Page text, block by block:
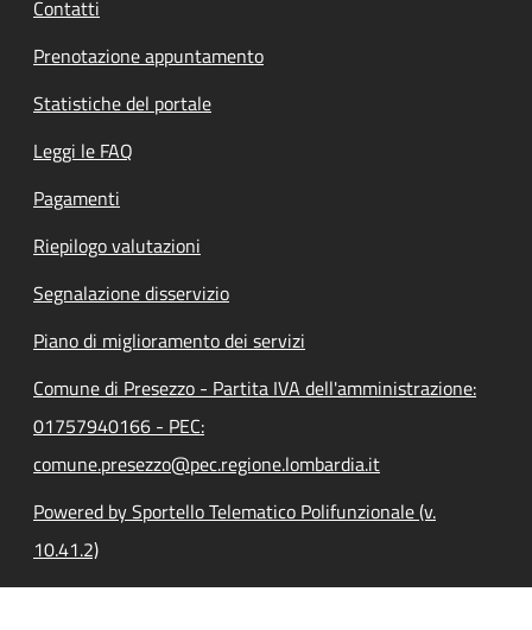
Contatti
Prenotazione appuntamento
Statistiche del portale
Leggi le FAQ
Pagamenti
Riepilogo valutazioni
Segnalazione disservizio
Piano di miglioramento dei servizi
Comune di Presezzo - Partita IVA dell'amministrazione:
01757940166 - PEC:
comune.presezzo@pec.regione.lombardia.it
Powered by Sportello Telematico Polifunzionale (v.
10.41.2)